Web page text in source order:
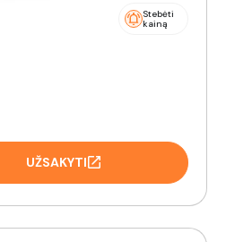
Stebėti
kainą
UŽSAKYTI